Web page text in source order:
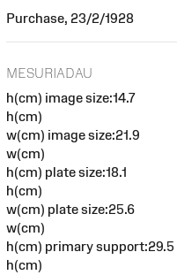
Purchase, 23/2/1928
MESURIADAU
h(cm) image size:14.7
h(cm)
w(cm) image size:21.9
w(cm)
h(cm) plate size:18.1
h(cm)
w(cm) plate size:25.6
w(cm)
h(cm) primary support:29.5
h(cm)